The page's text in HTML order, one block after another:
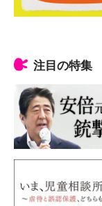
注目の特集